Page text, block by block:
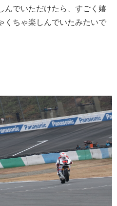
んでいただけたら、すごく嬉
くちゃ楽しんでいたみたいで